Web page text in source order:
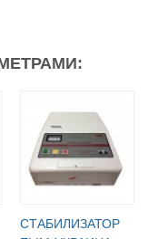
СТАБИЛИЗАТОР